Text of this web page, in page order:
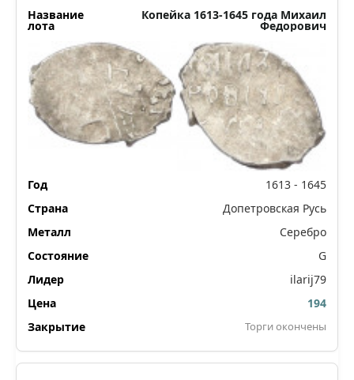
Копейка 1613-1645 года Михаил
Федорович
1613 - 1645
Допетровская Русь
Серебро
G
ilarij79
194
Торги окончены